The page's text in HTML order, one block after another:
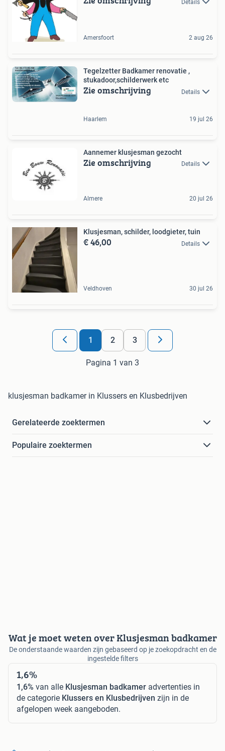
Details
Amersfoort 2 aug 26
Tegelzetter Badkamer renovatie ,
stukadoor,schilderwerk etc
Zie omschrijving Details
Haarlem 19 jul 26
Aannemer klusjesman gezocht
Zie omschrijving Details
Almere 20 jul 26
Klusjesman, schilder, loodgieter, tuin
€ 46,00 Details
Veldhoven 30 jul 26
1 2 3
Pagina 1 van 3
klusjesman badkamer in Klussers en Klusbedrijven
Gerelateerde zoektermen
Populaire zoektermen
Wat je moet weten over Klusjesman badkamer
De onderstaande waarden zijn gebaseerd op je zoekopdracht en de
ingestelde filters
1,6%
1,6% van alle Klusjesman badkamer advertenties in
de categorie Klussers en Klusbedrijven zijn in de
afgelopen week aangeboden.